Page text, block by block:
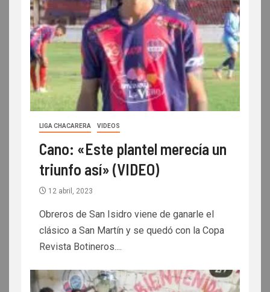
LIGA CHACARERA VIDEOS
Cano: «Este plantel merecía un
triunfo así» (VIDEO)
12 abril, 2023
Obreros de San Isidro viene de ganarle el
clásico a San Martín y se quedó con la Copa
Revista Botineros....